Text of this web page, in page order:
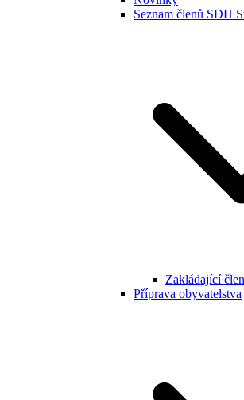
Seznam členů SDH
Zakládající
Příprava obyvatelstva